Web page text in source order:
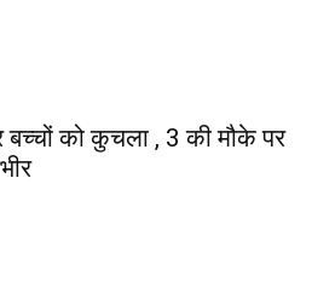
बच्चों को कुचला , 3 की मौके पर